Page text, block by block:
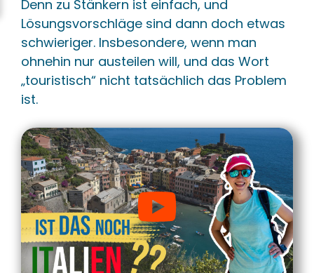
Denn zu Stänkern ist einfach, und
Lösungsvorschläge sind dann doch etwas
schwieriger. Insbesondere, wenn man
ohnehin nur austeilen will, und das Wort
„touristisch“ nicht tatsächlich das Problem
ist.